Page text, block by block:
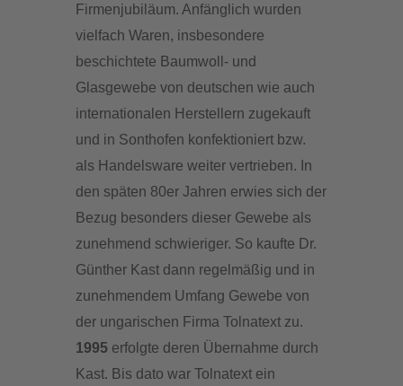
Firmenjubiläum. Anfänglich wurden
vielfach Waren, insbesondere
beschichtete Baumwoll- und
Glasgewebe von deutschen wie auch
internationalen Herstellern zugekauft
und in Sonthofen konfektioniert bzw.
als Handelsware weiter vertrieben. In
den späten 80er Jahren erwies sich der
Bezug besonders dieser Gewebe als
zunehmend schwieriger. So kaufte Dr.
Günther Kast dann regelmäßig und in
zunehmendem Umfang Gewebe von
der ungarischen Firma Tolnatext zu.
1995 erfolgte deren Übernahme durch
Kast. Bis dato war Tolnatext ein